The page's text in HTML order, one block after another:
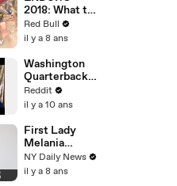
Modification
2018: What to
expect at
Erzbergrodeo
Scramble.
Red Bull
il y a 8 ans
Washington
Quarterback,
Kirk Cousins:
Ask Me
Reddit
il y a 10 ans
First Lady
Melania
Trump to
attend
NY Daily News
il y a 8 ans